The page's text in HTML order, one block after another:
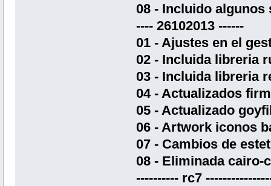
08 - Incluido
---- 26102013 ------
01 - Ajustes en el
02 - Incluida libreria
03 - Incluida libreria
04 - Actualizados
05 - Actualizado
06 - Artwork iconos
07 - Cambios de
08 - Eliminada
---------- rc7